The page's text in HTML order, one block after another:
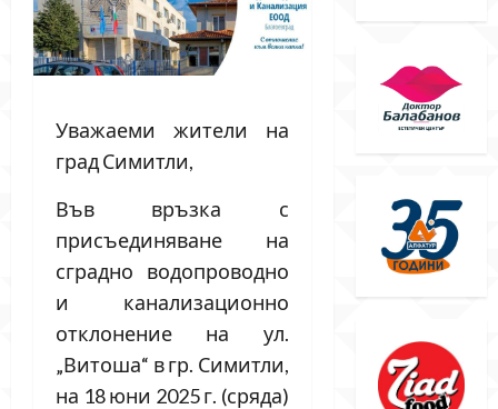
Уважаеми жители на
град Симитли,
Във връзка с
присъединяване на
сградно водопроводно
и канализационно
отклонение на ул.
„Витоша“ в гр. Симитли,
на 18 юни 2025 г. (сряда)